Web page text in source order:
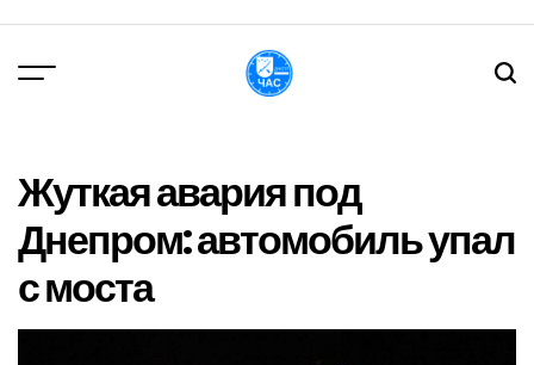
вмісту
Жуткая авария под
Днепром: автомобиль упал
с моста